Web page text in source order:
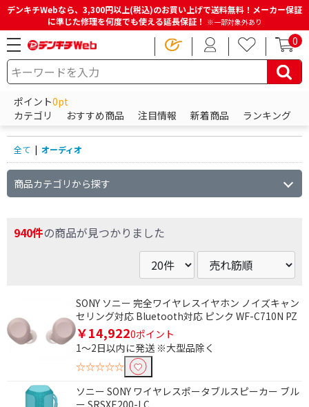
デンキチWebなら、3,300円以上(税込)のお買い上げで送料無料！メーカー保証
に準じた修理を何度でも使える延長保証！ ※一部対象外あり
0
ポイント0pt
カテゴリ
おすすめ商品 注目情報 新着商品 ランキング
HOME 商品一覧ページ オーディオ
オーディオの商品一覧
全て | オーディオ
商品カテゴリから探す
940件の商品が見つかりました
SONY ソニー 完全ワイヤレスイヤホン ノイズキャン
セリング対応 Bluetooth対応 ピンク WF-C710N PZ
￥14,9220ポイント
1～2日以内に発送 ※大型品除く
☆☆☆☆☆
ソニー SONY ワイヤレスポータブルスピーカー ブル
ー SRSXE200-LC